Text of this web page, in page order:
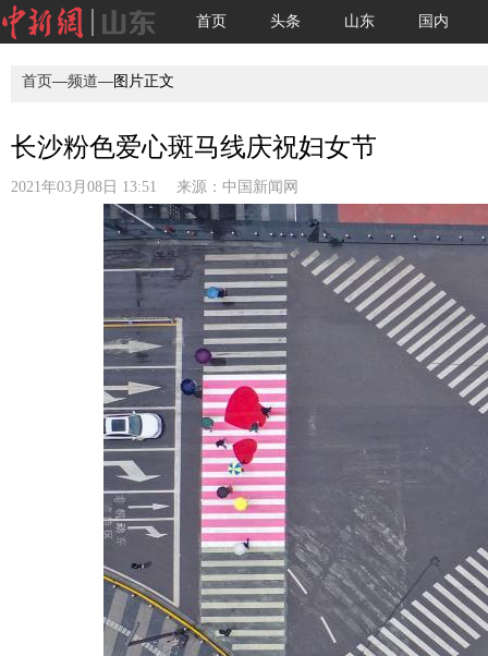
首页 头条 山东 国内
首页—频道—图片正文
长沙粉色爱心斑马线庆祝妇女节
2021年03月08日 13:51 来源： 中国新闻网